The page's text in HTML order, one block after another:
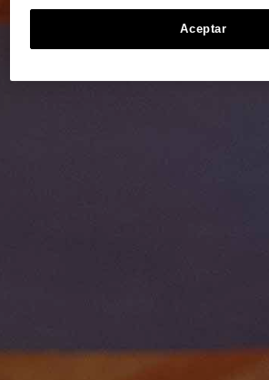
Aceptar